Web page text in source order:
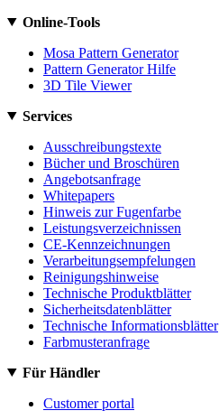
Online-Tools
Mosa Pattern Generator
Pattern Generator Hilfe
3D Tile Viewer
Services
Ausschreibungstexte
Bücher und Broschüren
Angebotsanfrage
Whitepapers
Hinweis zur Fugenfarbe
Leistungsverzeichnissen
CE-Kennzeichnungen
Verarbeitungsempfelungen
Reinigungshinweise
Technische Produktblätter
Sicherheitsdatenblätter
Technische Informationsblätter
Farbmusteranfrage
Für Händler
Customer portal